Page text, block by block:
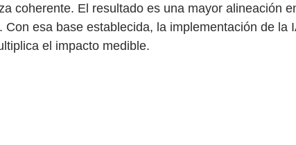
coherente. El resultado es una mayor alineación
esa base establecida, la implementación de
el impacto medible.